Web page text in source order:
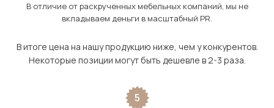
В отличие от раскрученных мебельных компаний, мы не
вкладываем деньги в масштабный PR.
В итоге цена на нашу продукцию ниже, чем у конкурентов.
Некоторые позиции могут быть дешевле в 2-3 раза.
5